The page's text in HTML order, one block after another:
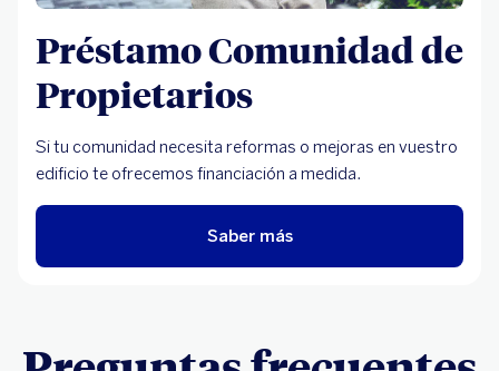
Préstamo Comunidad de
Propietarios
Si tu comunidad necesita reformas o mejoras en vuestro
edificio te ofrecemos financiación a medida.
Saber más